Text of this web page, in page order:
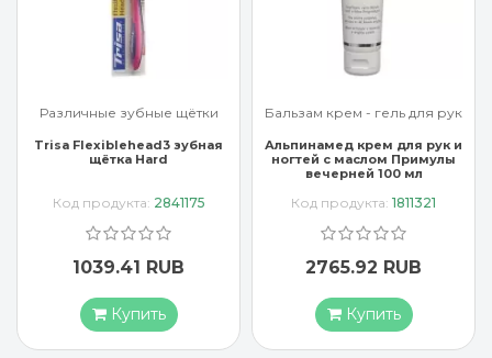
Различные зубные щётки
Trisa Flexiblehead3 зубная
щётка Hard
Код продукта: 2841175
1039.41 RUB
Купить
Бальзам крем - гель для рук
Альпинамед крем для рук и
ногтей с маслом Примулы
вечерней 100 мл
Код продукта: 1811321
2765.92 RUB
Купить